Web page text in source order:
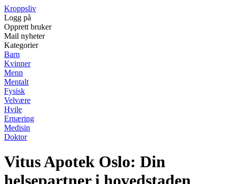
Kroppsliv
Logg på
Opprett bruker
Mail nyheter
Kategorier
Barn
Kvinner
Menn
Mentalt
Fysisk
Velvære
Hvile
Ernæring
Medisin
Doktor
Vitus Apotek Oslo: Din